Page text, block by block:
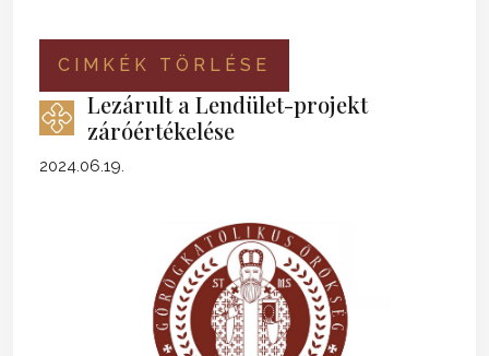
CIMKÉK TÖRLÉSE
Lezárult a Lendület-projekt
záróértékelése
2024.06.19.